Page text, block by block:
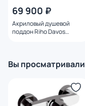
69 900 ₽
Акриловый душевой
поддон Riho Davos
Вы просматривали